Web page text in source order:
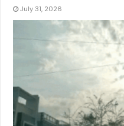
July 31, 2026